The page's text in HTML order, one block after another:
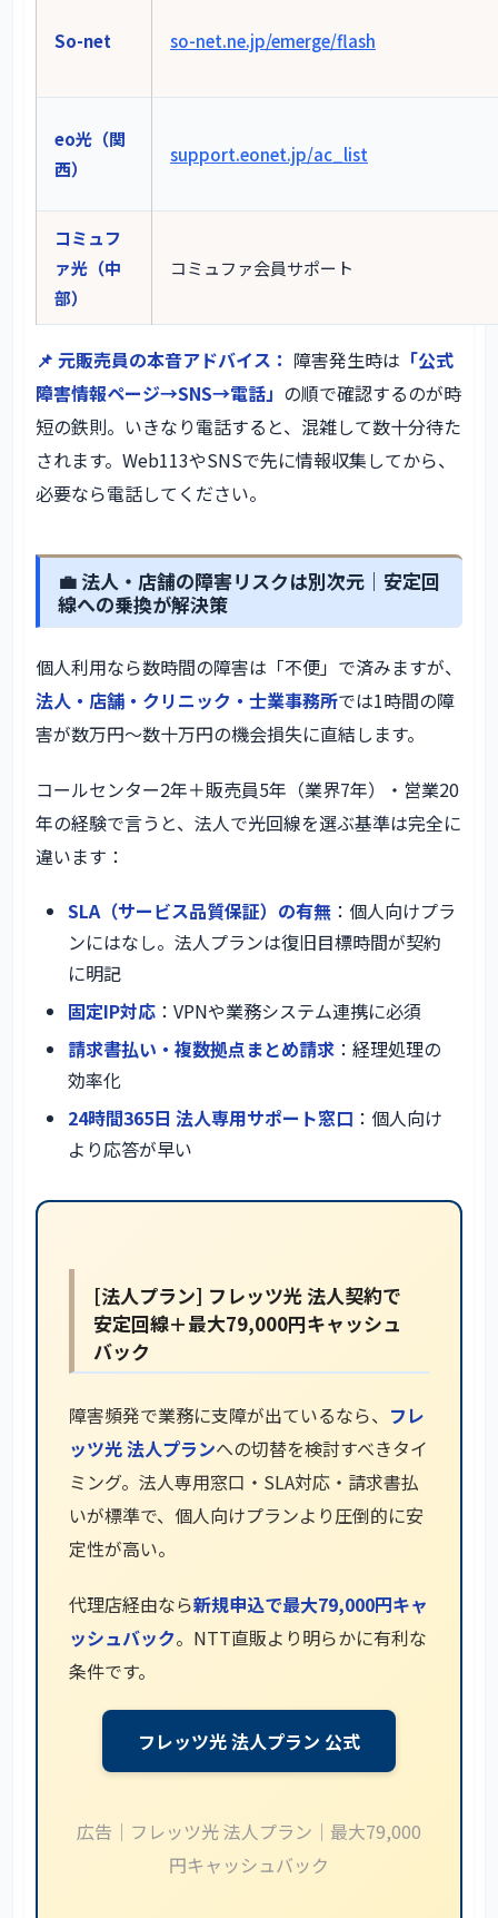
So-net so-net.ne.jp/emerge/flash
eo光（関
西）
support.eonet.jp/ac_list
コミュフ
ァ光（中
部）
コミュファ会員サポート
📌 元販売員の本音アドバイス： 障害発生時は 「公式
障害情報ページ→SNS→電話」 の順で確認するのが時
短の鉄則。いきなり電話すると、混雑して数十分待た
されます。Web113やSNSで先に情報収集してから、
必要なら電話してください。
💼 法人・店舗の障害リスクは別次元｜安定回
線への乗換が解決策
個人利用なら数時間の障害は「不便」で済みますが、
法人・店舗・クリニック・士業事務所では1時間の障
害が数万円〜数十万円の機会損失に直結します。
コールセンター2年＋販売員5年（業界7年）・営業20
年の経験で言うと、法人で光回線を選ぶ基準は完全に
違います：
SLA（サービス品質保証）の有無 ：個人向けプラ
ンにはなし。法人プランは復旧目標時間が契約
に明記
固定IP対応 ：VPNや業務システム連携に必須
請求書払い・複数拠点まとめ請求 ：経理処理の
効率化
24時間365日 法人専用サポート窓口 ：個人向け
より応答が早い
[法人プラン] フレッツ光 法人契約で
安定回線＋最大79,000円キャッシュ
バック
障害頻発で業務に支障が出ているなら、 フレ
ッツ光 法人プランへの切替を検討すべきタイ
ミング。法人専用窓口・SLA対応・請求書払
いが標準で、個人向けプランより圧倒的に安
定性が高い。
代理店経由なら新規申込で最大79,000円キャ
ッシュバック。NTT直販より明らかに有利な
条件です。
フレッツ光 法人プラン 公式
広告｜フレッツ光 法人プラン｜最大79,000
円キャッシュバック